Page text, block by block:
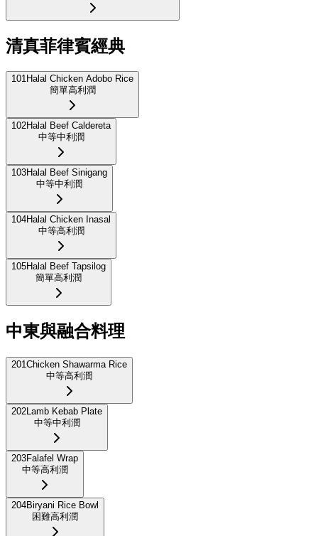
清真菲律賓經典
101Halal Chicken Adobo Rice
簡單高利潤
102Halal Beef Caldereta
中等中利潤
103Halal Beef Sinigang
中等中利潤
104Halal Chicken Inasal
中等高利潤
105Halal Beef Tapsilog
簡單高利潤
中東與融合料理
201Chicken Shawarma Rice
中等高利潤
202Lamb Kebab Plate
中等中利潤
203Falafel Wrap
中等高利潤
204Biryani Rice Bowl
困難高利潤